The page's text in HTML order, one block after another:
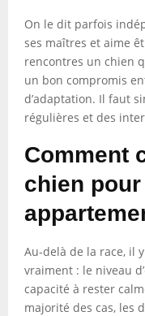
On le dit parfois
ses maîtres et aime
rencontres un chien
un bon compromis
d’adaptation. Il faut
régulières et des
Comment
chien
Au-delà de la race, il
vraiment : le niveau
capacité à rester
majorité des cas, les